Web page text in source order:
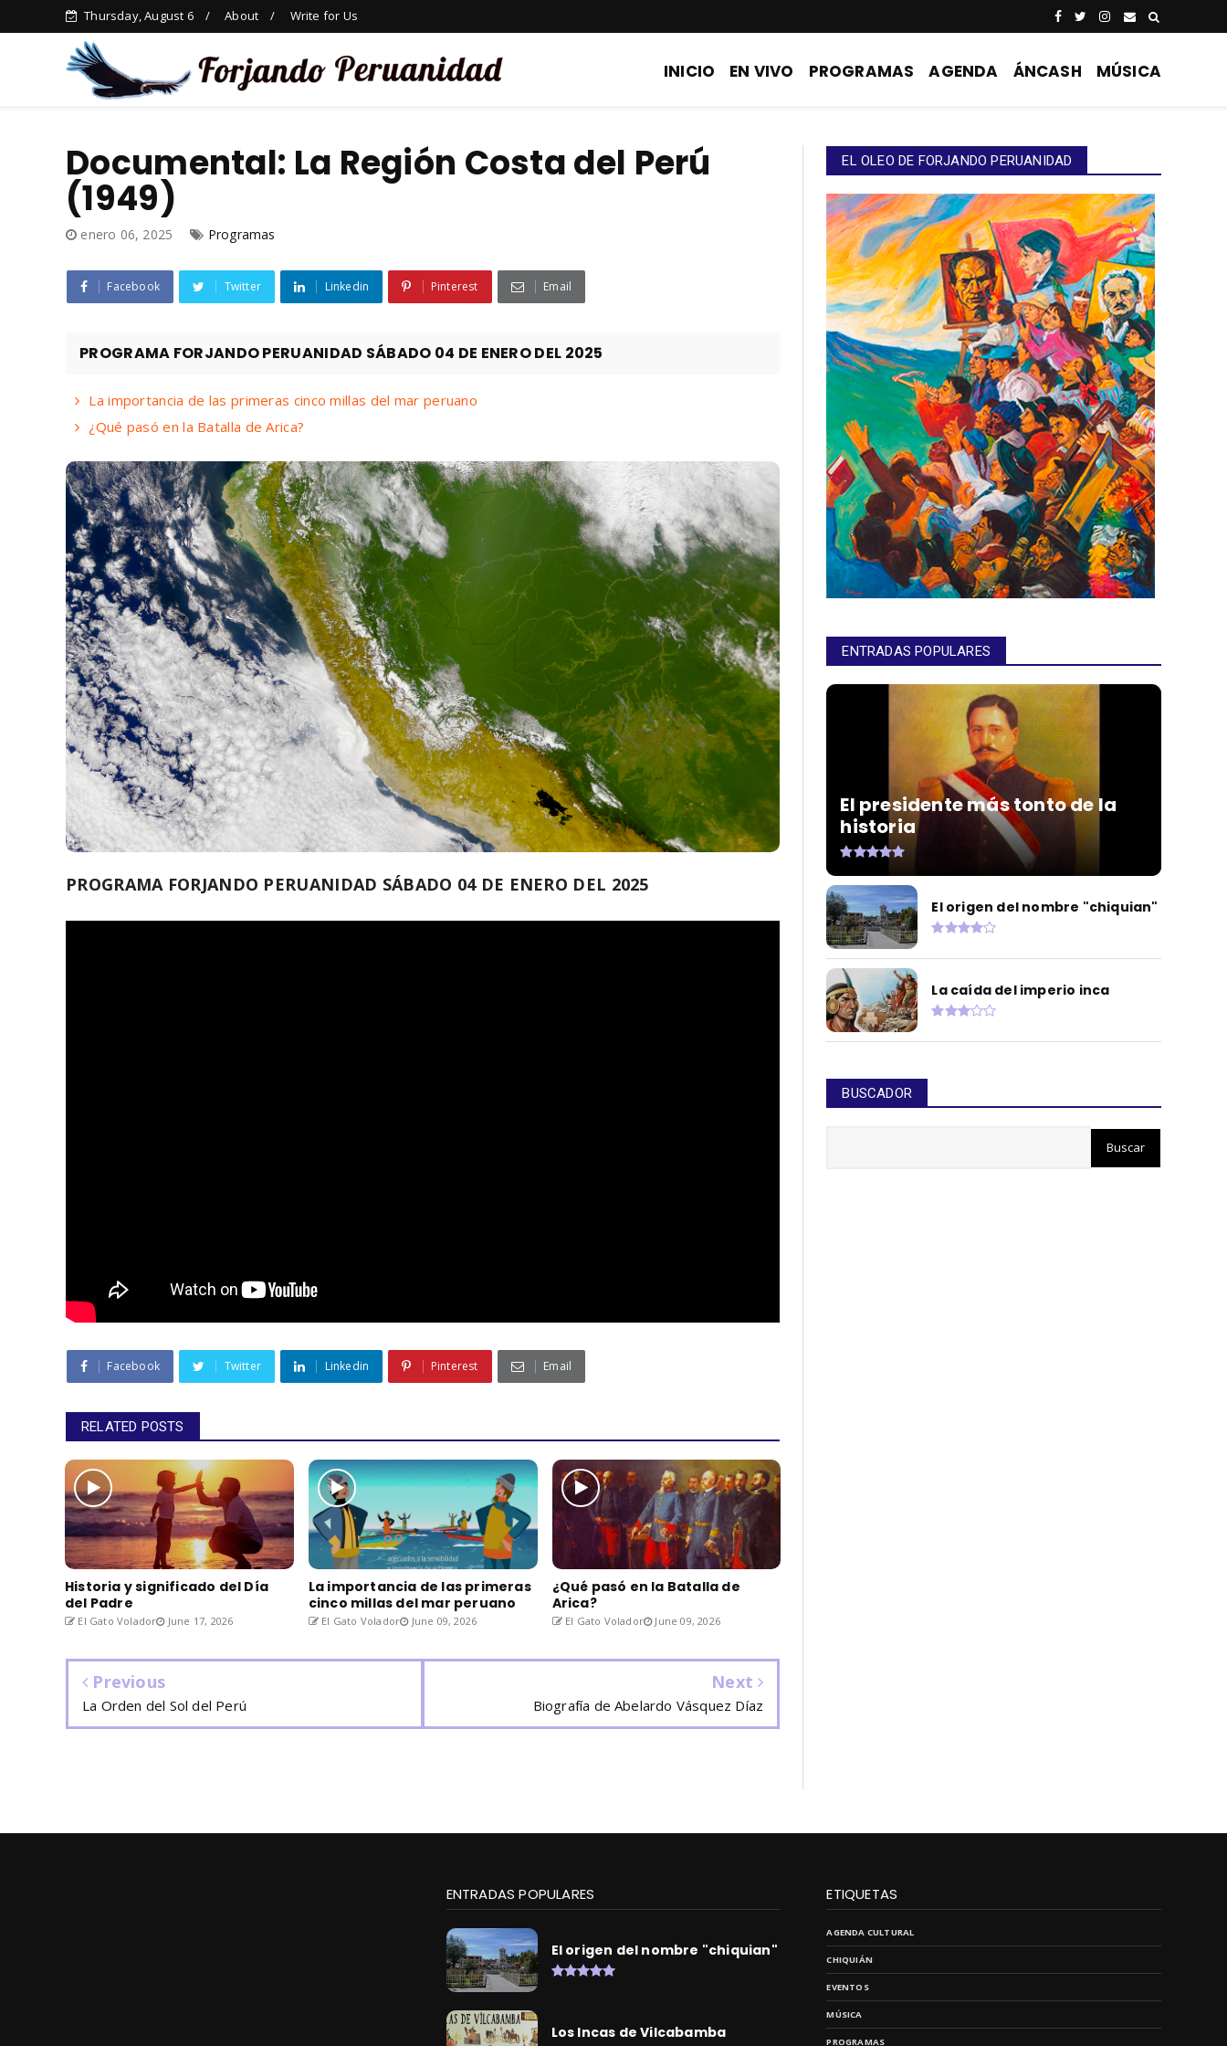
Thursday, August 6 About Write for Us
INICIO EN VIVO PROGRAMAS AGENDA ÁNCASH MÚSICA
Documental: La Región Costa del Perú
(1949)
enero 06, 2025 Programas
Facebook Twitter Linkedin Pinterest Email
PROGRAMA FORJANDO PERUANIDAD SÁBADO 04 DE ENERO DEL 2025
La importancia de las primeras cinco millas del mar peruano
¿Qué pasó en la Batalla de Arica?
PROGRAMA FORJANDO PERUANIDAD SÁBADO 04 DE ENERO DEL 2025
Facebook Twitter Linkedin Pinterest Email
RELATED POSTS
Historia y significado del Día
del Padre
El Gato Volador June 17, 2026
La importancia de las primeras
cinco millas del mar peruano
El Gato Volador June 09, 2026
¿Qué pasó en la Batalla de
Arica?
El Gato Volador June 09, 2026
Previous
La Orden del Sol del Perú
Next
Biografía de Abelardo Vásquez Díaz
EL OLEO DE FORJANDO PERUANIDAD
ENTRADAS POPULARES
El presidente más tonto de la
historia
El origen del nombre "chiquian"
La caída del imperio inca
BUSCADOR
ENTRADAS POPULARES
El origen del nombre "chiquian"
Los Incas de Vilcabamba
ETIQUETAS
AGENDA CULTURAL
CHIQUIÁN
EVENTOS
MÚSICA
PROGRAMAS